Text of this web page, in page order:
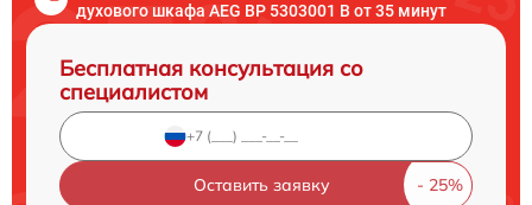
духового шкафа AEG BP 5303001 B от 35 минут
Бесплатная консультация со
специалистом
Оставить заявку